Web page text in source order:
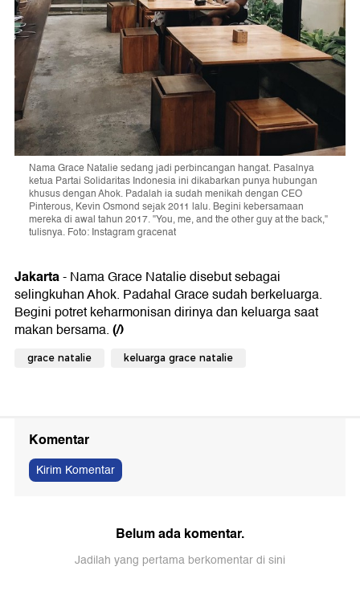
Nama Grace Natalie sedang jadi perbincangan hangat. Pasalnya
ketua Partai Solidaritas Indonesia ini dikabarkan punya hubungan
khusus dengan Ahok. Padalah ia sudah menikah dengan CEO
Pinterous, Kevin Osmond sejak 2011 lalu. Begini kebersamaan
mereka di awal tahun 2017. "You, me, and the other guy at the back,"
tulisnya. Foto: Instagram gracenat
Jakarta- Nama Grace Natalie disebut sebagai
selingkuhan Ahok. Padahal Grace sudah berkeluarga.
Begini potret keharmonisan dirinya dan keluarga saat
makan bersama.(/)
grace natalie keluarga grace natalie
Komentar
Kirim Komentar
Belum ada komentar.
Jadilah yang pertama berkomentar di sini